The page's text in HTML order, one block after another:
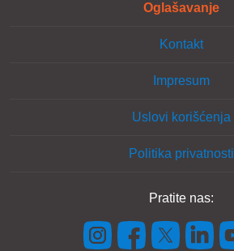
Oglašavanje
Kontakt
Impresum
Uslovi korišćenja
Politika privatnosti
Pratite nas: